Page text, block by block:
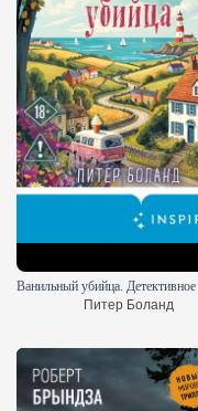
Питер Боланд